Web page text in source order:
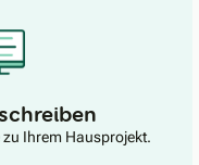
zu Ihrem Hausprojekt.